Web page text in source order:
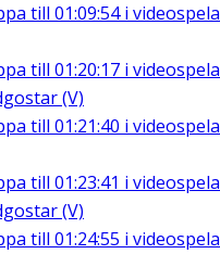
till 01:09:54i
till 01:20:17 i
(V)
till 01:21:40 i
till 01:23:41 i
(V)
till 01:24:55 i